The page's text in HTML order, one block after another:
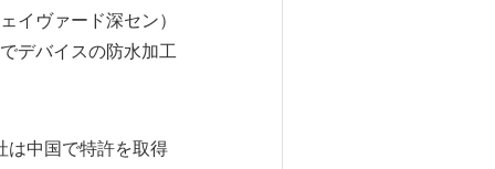
イヴァード深セン）
デバイスの防水加工
は中国で特許を取得